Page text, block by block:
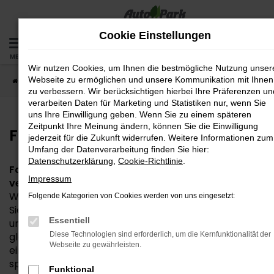
Zum
springen
MENÜ
Startseite Fahrzeuge Fahrzeug-Bestand
Fahrzeug-Bestand
Fahrzeuge vor Ort – entdecken, vergleichen,
verlieben!
Willkommen in unserer Fahrzeugbörse! Hier finden
Sie eine große Auswahl an sofort verfügbaren Neu-
und Gebrauchtwagen direkt bei uns vor Ort. Ganz
gleich, ob Sie nach einem sparsamen Kleinwagen,
einem geräumigen Familienauto oder einem
sportlichen SUV suchen – bei uns werden Sie fündig.
Cookie Einstellungen
Wir nutzen Cookies, um Ihnen die bestmögliche Nutzung
Webseite zu ermöglichen und unsere Kommunikation mit Ihnen
zu verbessern. Wir berücksichtigen hierbei Ihre Präferenzen
verarbeiten Daten für Marketing und Statistiken nur, wenn Sie
uns Ihre Einwilligung geben. Wenn Sie zu einem späteren
Zeitpunkt Ihre Meinung ändern, können Sie die Einwilligung
jederzeit für die Zukunft widerrufen. Weitere Informationen zum
Umfang der Datenverarbeitung finden Sie hier:
Datenschutzerklärung Cookie-Richtlinie
Impressum
Folgende Kategorien von Cookies werden von uns eingesetzt:
Essentiell
Diese Technologien sind erforderlich, um die Kernfunktionalität der
Webseite zu gewährleisten.
Funktional